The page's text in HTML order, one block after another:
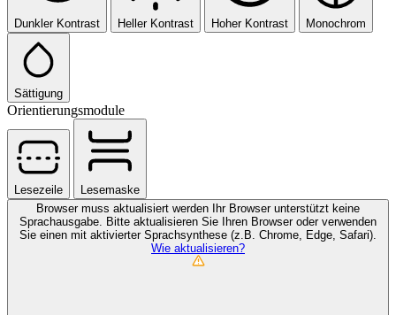
Dunkler Kontrast Heller Kontrast Hoher Kontrast Monochrom
Sättigung
Orientierungsmodule
Lesezeile
Lesemaske
Browser muss aktualisiert werden Ihr Browser unterstützt keine
Sprachausgabe. Bitte aktualisieren Sie Ihren Browser oder verwenden
Sie einen mit aktivierter Sprachsynthese (z.B. Chrome, Edge, Safari).
Wie aktualisieren?